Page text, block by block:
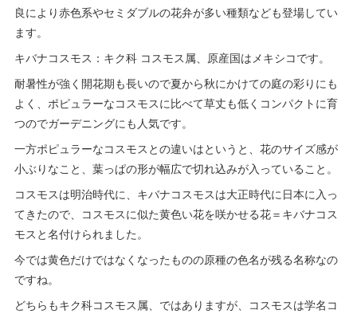
良により赤色系やセミダブルの花弁が多い種類なども登場してい
ます。
キバナコスモス：キク科 コスモス属、原産国はメキシコです。
耐暑性が強く開花期も長いので夏から秋にかけての庭の彩りにも
よく、ポピュラーなコスモスに比べて草丈も低くコンパクトに育
つのでガーデニングにも人気です。
一方ポピュラーなコスモスとの違いはというと、花のサイズ感が
小ぶりなこと、葉っぱの形が幅広で切れ込みが入っていること。
コスモスは明治時代に、キバナコスモスは大正時代に日本に入っ
てきたので、コスモスに似た黄色い花を咲かせる花＝キバナコス
モスと名付けられました。
今では黄色だけではなくなったものの原種の色名が残る名称なの
ですね。
どちらもキク科コスモス属、ではありますが、コスモスは学名コ